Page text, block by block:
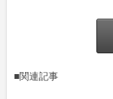
■関連記事